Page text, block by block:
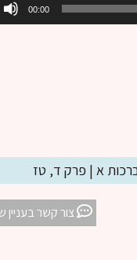
00:00
א | פרק ד, טז
צור קשר בעניין